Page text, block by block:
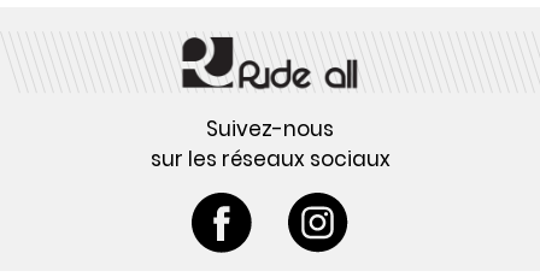
Suivez-nous
sur les réseaux sociaux